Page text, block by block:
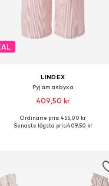
LINDEX
Pyjamasbyxa
409,50 kr
Tillgängliga storlekar: XS, S, M, L, XL
Ordinarie pris: 455,00 kr
Senaste lägsta pris:409,50 kr